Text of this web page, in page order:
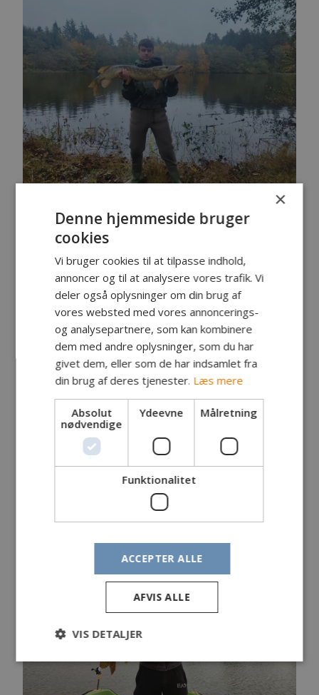
Fangst: Gedde
Lokalitet: Almindingen
Tidspunkt: Kl. 7.30
Vægt: 7,3 kg
Længde: 94 cm
Endegrej: Jerkbait
Egne kommentarer:
Regnfuld tur til Almindingens moser med
Bornholms Sportsfiskerforening.
Min ven og jeg gjorde et godt valg, da vi valgte
I første kast sad den der sgu.
Den holdt til en 1. præmie.
×
Denne hjemmeside bruger
cookies
Vi bruger cookies til at tilpasse indhold,
annoncer og til at analysere vores trafik. Vi
deler også oplysninger om din brug af
vores websted med vores annoncerings-
og analysepartnere, som kan kombinere
dem med andre oplysninger, som du har
givet dem, eller som de har indsamlet fra
din brug af deres tjenester. Læs mere
Absolut
nødvendige
Ydeevne Målretning
Funktionalitet
ACCEPTER ALLE
AFVIS ALLE
VIS DETALJER